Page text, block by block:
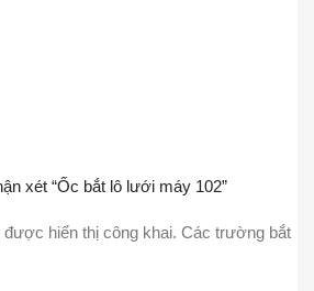
xét “Ốc bắt lô lưới máy 102”
hiển thị công khai. Các trường bắt